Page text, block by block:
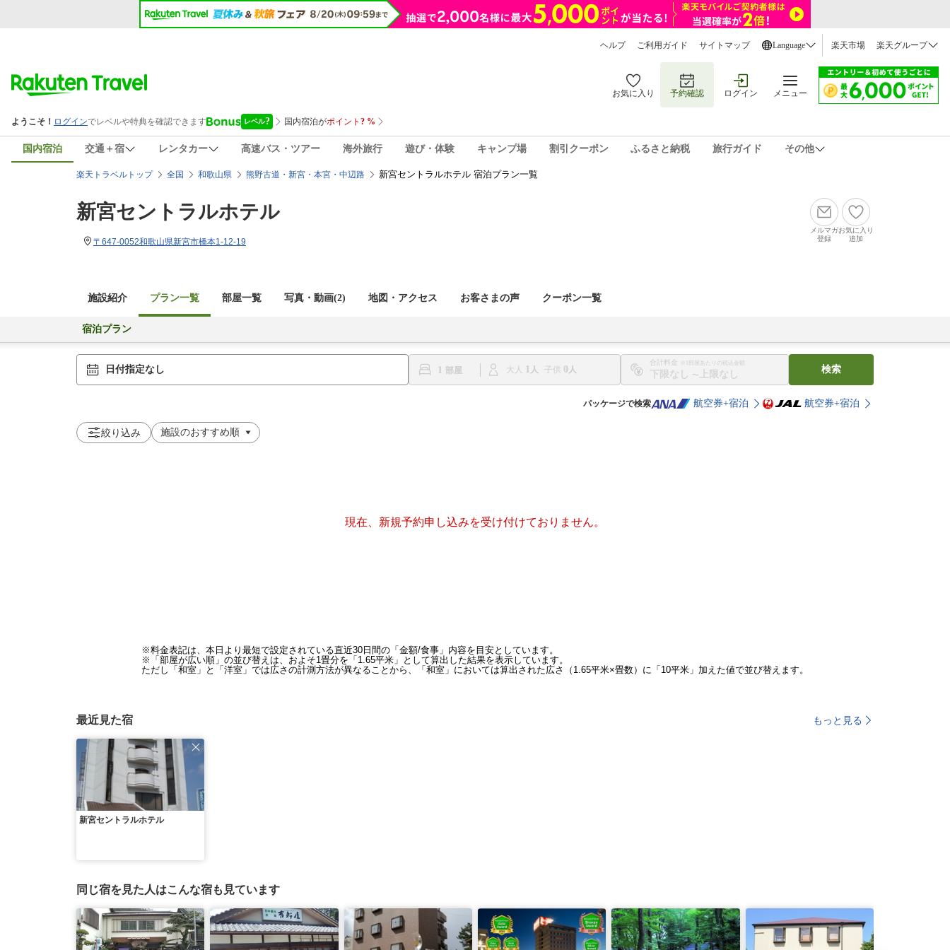
ヘルプ ご利用ガイド サイトマップ Language 楽天市場 楽天グループ
お気に入り 予約確認 ログイン メニュー
国内宿泊 交通＋宿 レンタカー 高速バス・ツアー 海外旅行 遊び・体験 キャンプ場 割引クーポン ふるさと納税 旅行ガイド その他
楽天トラベルトップ 全国 和歌山県 熊野古道・新宮・本宮・中辺路 新宮セントラルホテル 宿泊プラン一覧
新宮セントラルホテル
〒647-0052和歌山県新宮市橋本1-12-19
メルマガ
登録
お気に入り
追加
施設紹介 プラン一覧 部屋一覧 写真・動画(2) 地図・アクセス お客さまの声 クーポン一覧
宿泊プラン
日付指定なし 1 大人 1 子供 0
合計料金 ※1部屋あたりの税込金額
〜
検索
パッケージで検索 航空券+宿泊 航空券+宿泊
絞り込み
現在、新規予約申し込みを受け付けておりません。
※料金表記は、本日より最短で設定されている直近30日間の「金額/食事」内容を目安としています。
※「部屋が広い順」の並び替えは、およそ1畳分を「1.65平米」として算出した結果を表示しています。
ただし「和室」と「洋室」では広さの計測方法が異なることから、「和室」においては算出された広さ（1.65平米×畳数）に「10平米」加えた値で並び替えます。
最近見た宿 もっと見る
新宮セントラルホテル
同じ宿を見た人はこんな宿も見ています